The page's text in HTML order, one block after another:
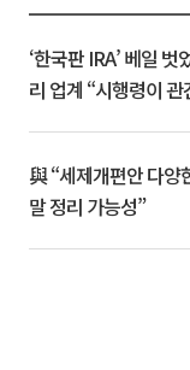
‘한국판 IRA’ 베일
리 업계 “시행령이 관
與 “세제개편안 다
말 정리 가능성”